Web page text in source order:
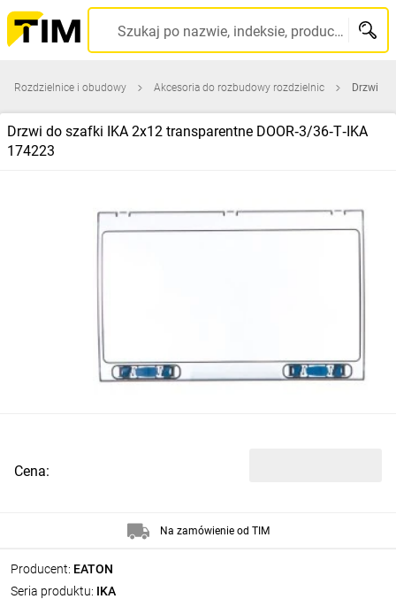
Szukaj po nazwie, indeksie, producencie, kodzie kreskowym...
Rozdzielnice i obudowy Akcesoria do rozbudowy rozdzielnic Drzwi
Drzwi do szafki IKA 2x12 transparentne DOOR‑3/36‑T‑IKA
174223
Producent: EATON
Seria produktu: IKA
Cena:
Na zamówienie od TIM